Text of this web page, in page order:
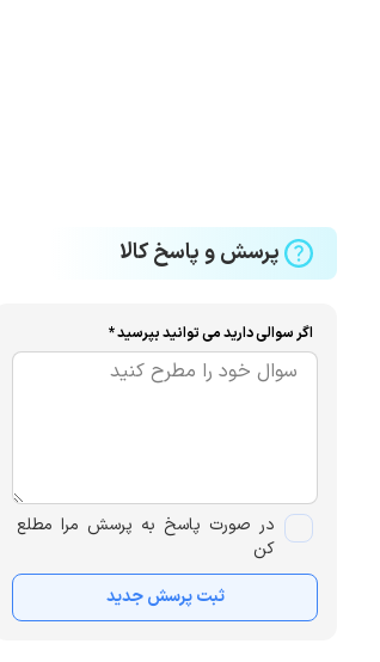
پرسش و پاسخ کالا
اگر سوالی دارید می توانید بپرسید *
در صورت پاسخ به پرسش مرا مطلع
کن
ثبت پرسش جدید